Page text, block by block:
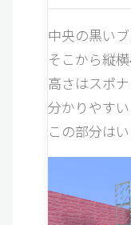
中央の黒い
そこから縦
高さはスポ
分かりやす
この部分は